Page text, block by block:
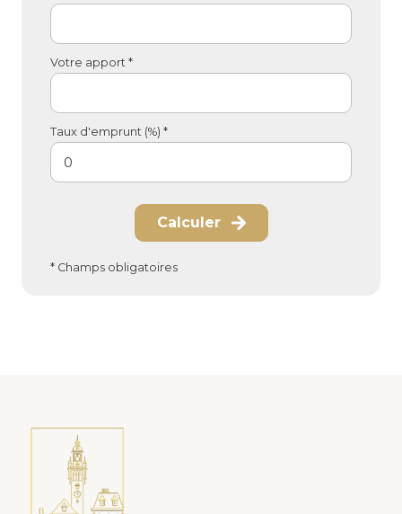
Votre apport *
Taux d'emprunt (%) *
Calculer
* Champs obligatoires